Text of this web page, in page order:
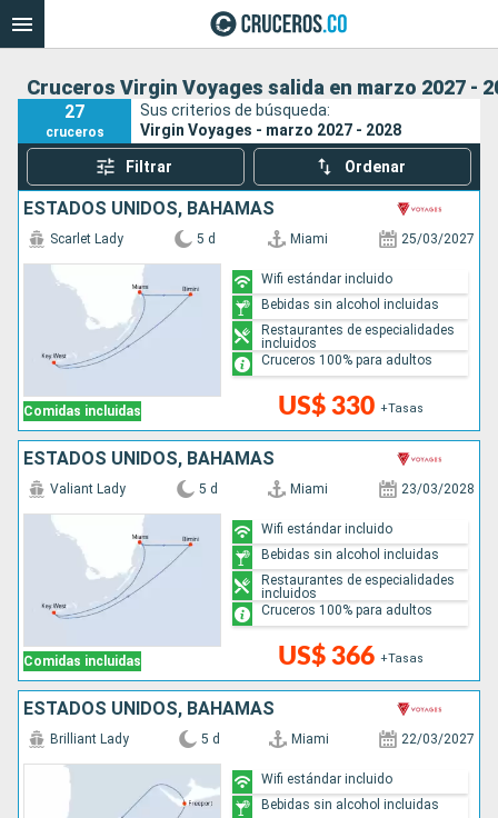
Cruceros Virgin Voyages salida en marzo 2027 -
27
cruceros
Sus criterios de búsqueda:
Virgin Voyages - marzo 2027 - 2028
Filtrar Ordenar
ESTADOS UNIDOS, BAHAMAS
Comidas incluidas
Scarlet Lady 5 d Miami 25/03/2027
US$ 330 +Tasas
Wifi estándar incluido
Bebidas sin alcohol incluidas
Restaurantes de especialidades
incluidos
Cruceros 100% para adultos
ESTADOS UNIDOS, BAHAMAS
Comidas incluidas
Valiant Lady 5 d Miami 23/03/2028
US$ 366 +Tasas
Wifi estándar incluido
Bebidas sin alcohol incluidas
Restaurantes de especialidades
incluidos
Cruceros 100% para adultos
ESTADOS UNIDOS, BAHAMAS
Brilliant Lady 5 d Miami 22/03/2027
Wifi estándar incluido
Bebidas sin alcohol incluidas